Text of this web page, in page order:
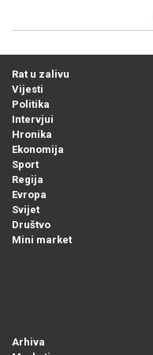
Rat u zalivu
Vijesti
Politika
Intervjui
Hronika
Ekonomija
Sport
Regija
Evropa
Svijet
Društvo
Mini market
Arhiva